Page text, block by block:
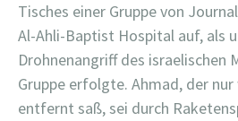
Tisches einer Gruppe von
Al-Ahli-Baptist Hospital auf, als
Drohnenangriff des israelischen
Gruppe erfolgte. Ahmad, der
entfernt saß, sei durch